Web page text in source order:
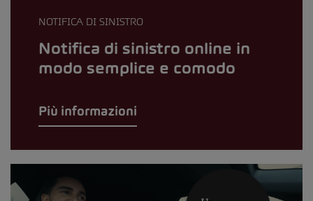
NOTIFICA DI SINISTRO
Notifica di sinistro online in
modo semplice e comodo
Più informazioni